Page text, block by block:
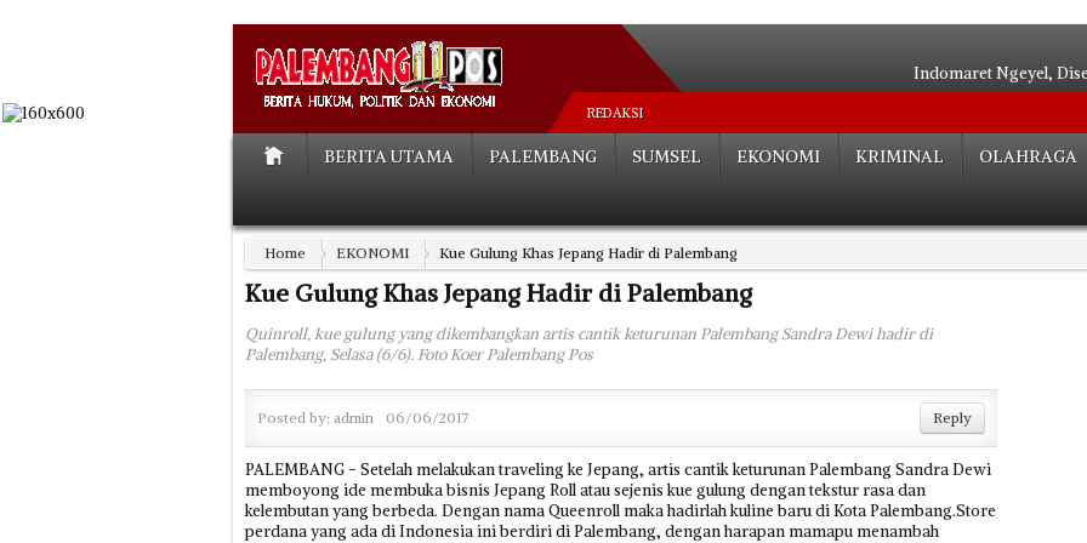
Indomaret Ngeyel,
Hutan
Angkot
Tak ada
Palembang
Bocah SD Tewas
REDAKSI
BERITA UTAMA PALEMBANG SUMSEL EKONOMI KRIMINAL OLAHRAGA
Home EKONOMI Kue Gulung Khas Jepang Hadir di Palembang
Kue Gulung Khas Jepang Hadir di Palembang
Quinroll, kue gulung yang dikembangkan artis cantik keturunan Palembang Sandra Dewi hadir di
Palembang, Selasa (6/6). Foto Koer Palembang Pos
Posted by: admin 06/06/2017 Reply
PALEMBANG - Setelah melakukan traveling ke Jepang, artis cantik keturunan Palembang Sandra Dewi
memboyong ide membuka bisnis Jepang Roll atau sejenis kue gulung dengan tekstur rasa dan
kelembutan yang berbeda. Dengan nama Queenroll maka hadirlah kuline baru di Kota Palembang.Store
perdana yang ada di Indonesia ini berdiri di Palembang, dengan harapan mamapu menambah